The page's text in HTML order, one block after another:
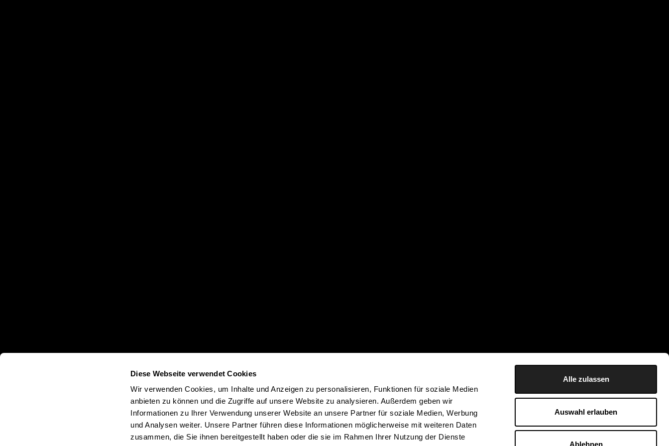
Diese Webseite verwendet Cookies
Wir verwenden Cookies, um Inhalte und Anzeigen zu personalisieren, Funktionen für soziale Medien
anbieten zu können und die Zugriffe auf unsere Website zu analysieren. Außerdem geben wir
Informationen zu Ihrer Verwendung unserer Website an unsere Partner für soziale Medien, Werbung
und Analysen weiter. Unsere Partner führen diese Informationen möglicherweise mit weiteren Daten
zusammen, die Sie ihnen bereitgestellt haben oder die sie im Rahmen Ihrer Nutzung der Dienste
Alle zulassen
Auswahl erlauben
Ablehnen